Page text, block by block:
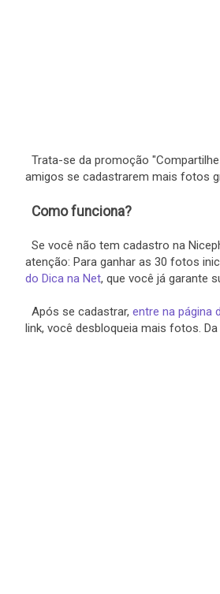
Trata-se da promoção
amigos se cadastrarem mais fotos
Como funciona?
Se você não tem cadastro na
atenção: Para ganhar as 30 fotos
do Dica na Net, que você já garante
Após se cadastrar, entre na página
link, você desbloqueia mais fotos.